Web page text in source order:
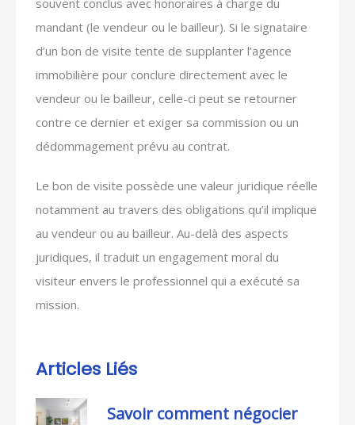
mandant (le vendeur ou le bailleur). Si le signataire
d’un bon de visite tente de supplanter l’agence
immobilière pour conclure directement avec le
vendeur ou le bailleur, celle-ci peut se retourner
contre ce dernier et exiger sa commission ou un
dédommagement prévu au contrat.
Le bon de visite possède une valeur juridique réelle
notamment au travers des obligations qu’il implique
au vendeur ou au bailleur. Au-delà des aspects
juridiques, il traduit un engagement moral du
visiteur envers le professionnel qui a exécuté sa
mission.
Articles Liés
Savoir comment négocier